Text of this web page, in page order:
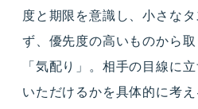
度と期限を意識し、小さな
ず、優先度の高いものから
「気配り」。相手の目線に
いただけるかを具体的に考